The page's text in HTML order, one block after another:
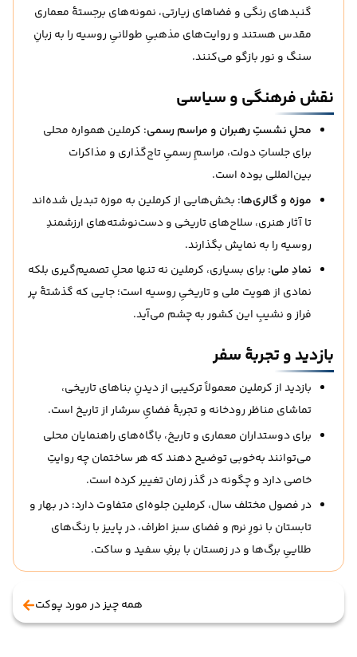
گنبدهای رنگی و فضاهای زیارتی، نمونه‌های برجستهٔ معماری
مقدس هستند و روایت‌های مذهبیِ طولانیِ روسیه را به زبانِ
سنگ و نور بازگو می‌کنند.
نقش فرهنگی و سیاسی
محلِ نشستِ رهبران و مراسم رسمی: کرملین همواره محلی
برای جلساتِ دولت، مراسمِ رسمیِ تاج‌گذاری و مذاکرات
بین‌المللی بوده است.
موزه و گالری‌ها: بخش‌هایی از کرملین به موزه تبدیل شده‌اند
تا آثار هنری، سلاح‌های تاریخی و دست‌نوشته‌های ارزشمندِ
روسیه را به نمایش بگذارند.
نمادِ ملی: برای بسیاری، کرملین نه تنها محلِ تصمیم‌گیری بلکه
نمادی از هویت ملی و تاریخیِ روسیه است؛ جایی که گذشتهٔ پر
فراز و نشیبِ این کشور به چشم می‌آید.
بازدید و تجربهٔ سفر
بازدید از کرملین معمولاً ترکیبی از دیدنِ بناهای تاریخی،
تماشای مناظر رودخانه و تجربهٔ فضایِ سرشار از تاریخ است.
برای دوستداران معماری و تاریخ، باگاه‌های راهنمایان محلی
می‌توانند به‌خوبی توضیح دهند که هر ساختمان چه روایتِ
خاصی دارد و چگونه در گذر زمان تغییر کرده است.
در فصول مختلف سال، کرملین جلوه‌ای متفاوت دارد: در بهار و
تابستان با نورِ نرم و فضای سبز اطراف، در پاییز با رنگ‌های
طلاییِ برگ‌ها و در زمستان با برفِ سفید و ساکت.
همه چیز در مورد پوکت